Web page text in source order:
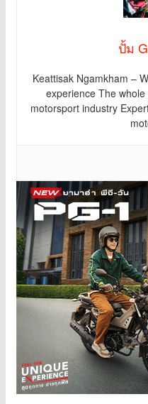
ปั้ม
Keattisak Ngamkham –
experience The
motorsport industry